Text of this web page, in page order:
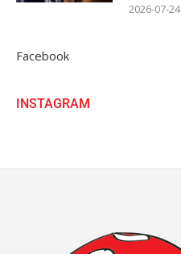
2026-07-24
Facebook
INSTAGRAM